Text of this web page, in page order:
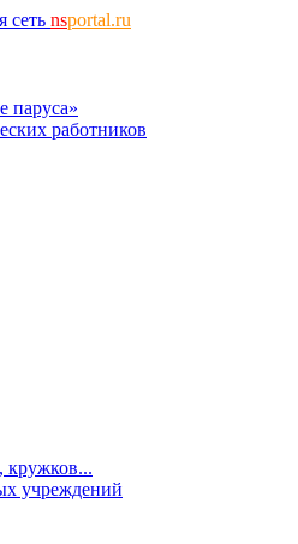
сеть nsportal.ru
паруса»
работников
кружков...
учреждений